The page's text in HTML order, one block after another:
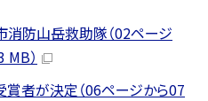
消防山岳救助隊（02ページ
MB）
者が決定（06ページから07